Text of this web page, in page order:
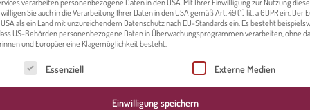
Datenschutzerklärung.
A
Sie auch in die Verarbeitung Ihrer Daten in den USA gemäß Art. 49 (1) lit. a GDPR ein. Der
als ein Land mit unzureichendem Datenschutz nach EU-Standards ein. Es besteht
US-Behörden personenbezogene Daten in Überwachungsprogrammen verarbeiten, ohne
und Europäer eine Klagemöglichkeit besteht.
eine Liste der Service-Gruppen, für die eine Einwilligung erteilt werden kann. Die
Essenziell Externe Medien
Einwilligung speichern